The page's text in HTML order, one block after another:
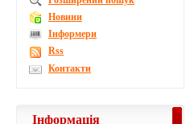
Новини
Інформери
Rss
Контакти
Інформація